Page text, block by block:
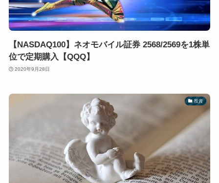
【NASDAQ100】ネオモバイル証券 2568/2569を1株単
位で定期購入【QQQ】
2020年9月28日
投資